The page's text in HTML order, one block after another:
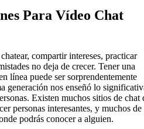
Para Vídeo Chat
compartir intereses, practicar
no deja de crecer. Tener una
línea puede ser sorprendentemente
generación nos enseñó lo
Existen muchos sitios de chat
personas interesantes, y muchos de
podrás conocer a alguien.